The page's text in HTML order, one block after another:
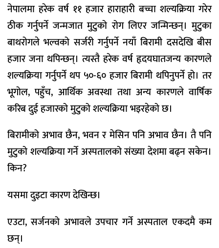
नेपालमा हरेक वर्ष ११ हजार हाराहारी बच्चा शल्यक्रिया गरेर
ठीक गर्नुपर्ने जन्मजात मुटुको रोग लिएर जन्मिन्छन्। मुटुका
बाथरोगले भल्वको सर्जरी गर्नुपर्ने नयाँ बिरामी दसदेखि बीस
हजार जना थपिन्छन्। त्यस्तै हरेक वर्ष हृदयघातजन्य कारणले
शल्यक्रिया गर्नुपर्ने थप ५०-६० हजार बिरामी थपिनुपर्ने हो। तर
भूगोल, पहुँच, आर्थिक अवस्था तथा अन्य कारणले वार्षिक
करिब दुई हजारको मुटुको शल्यक्रिया भइरहेको छ।
बिरामीको अभाव छैन, भवन र मेसिन पनि अभाव छैन। तै पनि
मुटुको शल्यक्रिया गर्ने अस्पतालको संख्या देशमा बढ्न सकेन।
किन?
यसमा दुइटा कारण देखिन्छ।
एउटा, सर्जनको अभावले उपचार गर्ने अस्पताल एकदमै कम
छन्।